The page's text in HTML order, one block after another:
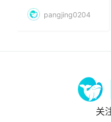
AI最赚钱的不是
pangjing0204
关